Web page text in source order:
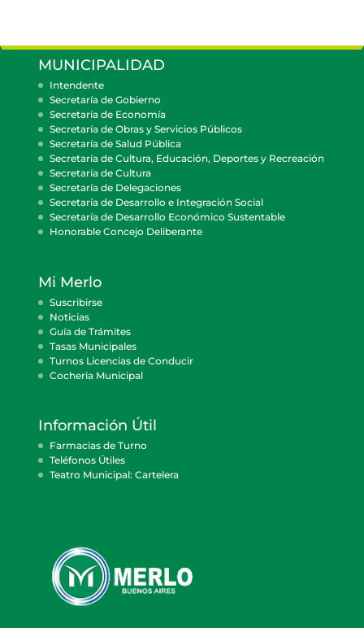
MUNICIPALIDAD
Intendente
Secretaría de Gobierno
Secretaría de Economía
Secretaría de Obras y Servicios Públicos
Secretaría de Salud Pública
Secretaría de Cultura, Educación, Deportes y Recreación
Secretaría de Cultura
Secretaría de Delegaciones
Secretaría de Desarrollo e Integración Social
Secretaría de Desarrollo Económico Sustentable
Honorable Concejo Deliberante
Mi Merlo
Suscribirse
Noticias
Guía de Trámites
Tasas Municipales
Turnos Licencias de Conducir
Cocheria Municipal
Información Útil
Farmacias de Turno
Teléfonos Útiles
Teatro Municipal: Cartelera